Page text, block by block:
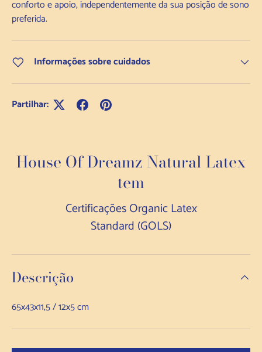
conforto e apoio, independentemente da sua posição de sono
preferida.
Informações sobre cuidados
Partilhar:
House Of Dreamz Natural Latex
tem
Certificações Organic Latex
Standard (GOLS)
Descrição
65x43x11,5 / 12x5 cm